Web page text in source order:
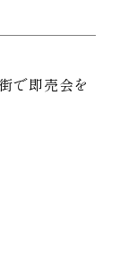
で即売会を